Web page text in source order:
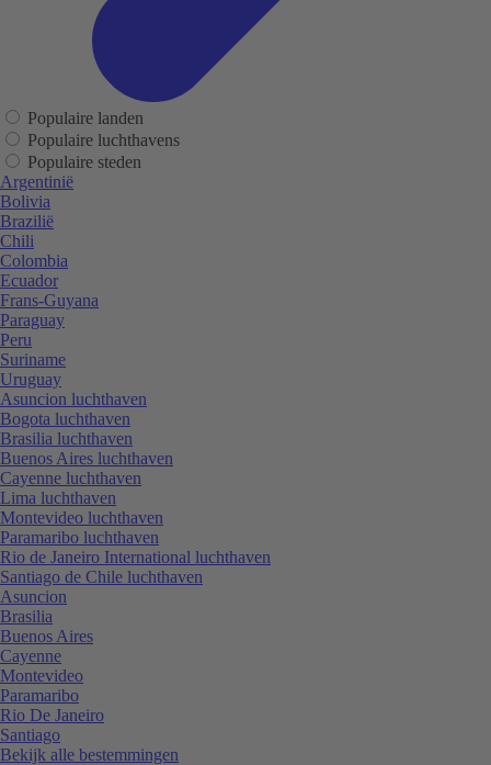
Populaire landen
Populaire luchthavens
Populaire steden
Argentinië
Bolivia
Brazilië
Chili
Colombia
Ecuador
Frans-Guyana
Paraguay
Peru
Suriname
Uruguay
Asuncion luchthaven
Bogota luchthaven
Brasilia luchthaven
Buenos Aires luchthaven
Cayenne luchthaven
Lima luchthaven
Montevideo luchthaven
Paramaribo luchthaven
Rio de Janeiro International luchthaven
Santiago de Chile luchthaven
Asuncion
Brasilia
Buenos Aires
Cayenne
Montevideo
Paramaribo
Rio De Janeiro
Santiago
Bekijk alle bestemmingen